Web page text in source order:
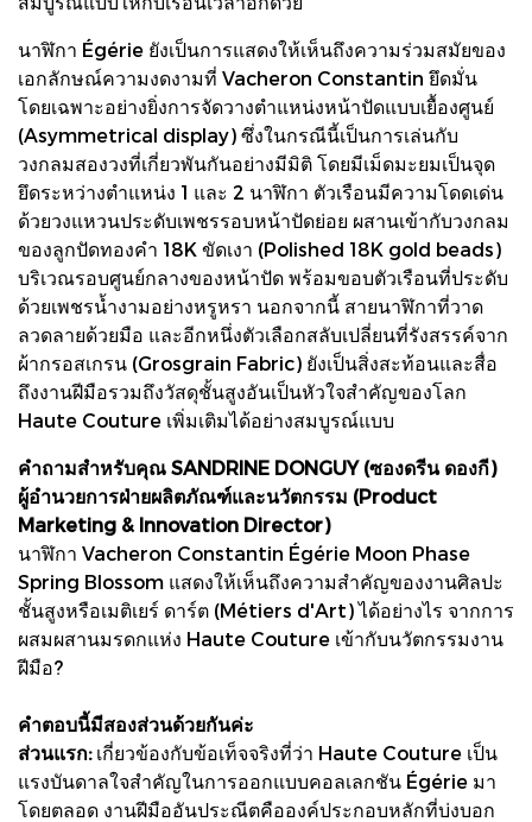
นาฬิกา Égérie ยังเป็นการแสดงให้เห็นถึงความร่วมสมัยของ
เอกลักษณ์ความงดงามที่ Vacheron Constantin ยึดมั่น
โดยเฉพาะอย่างยิ่งการจัดวางตำแหน่งหน้าปัดแบบเยื้องศูนย์
(Asymmetrical display) ซึ่งในกรณีนี้เป็นการเล่นกับ
วงกลมสองวงที่เกี่ยวพันกันอย่างมีมิติ โดยมีเม็ดมะยมเป็นจุด
ยึดระหว่างตำแหน่ง 1 และ 2 นาฬิกา ตัวเรือนมีความโดดเด่น
ด้วยวงแหวนประดับเพชรรอบหน้าปัดย่อย ผสานเข้ากับวงกลม
ของลูกปัดทองคำ 18K ขัดเงา (Polished 18K gold beads)
บริเวณรอบศูนย์กลางของหน้าปัด พร้อมขอบตัวเรือนที่ประดับ
ด้วยเพชรน้ำงามอย่างหรูหรา นอกจากนี้ สายนาฬิกาที่วาด
ลวดลายด้วยมือ และอีกหนึ่งตัวเลือกสลับเปลี่ยนที่รังสรรค์จาก
ผ้ากรอสเกรน (Grosgrain Fabric) ยังเป็นสิ่งสะท้อนและสื่อ
ถึงงานฝีมือรวมถึงวัสดุชั้นสูงอันเป็นหัวใจสำคัญของโลก
Haute Couture เพิ่มเติมได้อย่างสมบูรณ์แบบ
คำถามสำหรับคุณ SANDRINE DONGUY (ซองดรีน ดองกี)
ผู้อำนวยการฝ่ายผลิตภัณฑ์และนวัตกรรม (Product
Marketing & Innovation Director)
นาฬิกา Vacheron Constantin Égérie Moon Phase
Spring Blossom แสดงให้เห็นถึงความสำคัญของงานศิลปะ
ชั้นสูงหรือเมติเยร์ ดาร์ต (Métiers d'Art) ได้อย่างไร จากการ
ผสมผสานมรดกแห่ง Haute Couture เข้ากับนวัตกรรมงาน
ฝีมือ?
คำตอบนี้มีสองส่วนด้วยกันค่ะ
ส่วนแรก:เกี่ยวข้องกับข้อเท็จจริงที่ว่า Haute Couture เป็น
แรงบันดาลใจสำคัญในการออกแบบคอลเลกชัน Égérie มา
โดยตลอด งานฝีมืออันประณีตคือองค์ประกอบหลักที่บ่งบอก